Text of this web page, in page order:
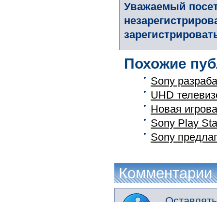
Уважаемый
Похожие
Sony
UHD
Новая
Sony Play
Sony
Комментарии